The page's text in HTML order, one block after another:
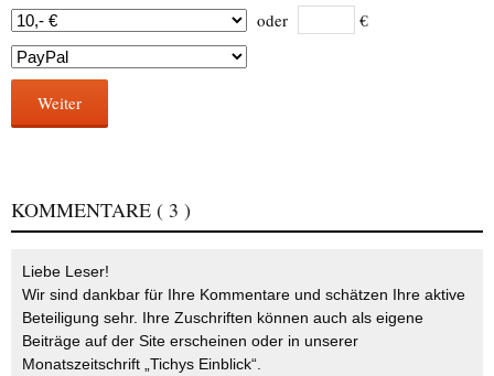
oder €
Weiter
KOMMENTARE ( 3 )
Liebe Leser!
Wir sind dankbar für Ihre Kommentare und schätzen Ihre aktive
Beteiligung sehr. Ihre Zuschriften können auch als eigene
Beiträge auf der Site erscheinen oder in unserer
Monatszeitschrift „Tichys Einblick“.